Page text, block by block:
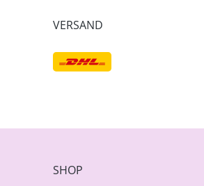
VERSAND
SHOP